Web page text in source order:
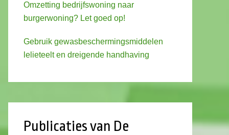
Omzetting bedrijfswoning naar
burgerwoning? Let goed op!
Gebruik gewasbeschermingsmiddelen
lelieteelt en dreigende handhaving
Publicaties van De